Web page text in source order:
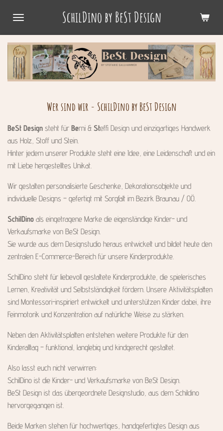
Hauptinhalt
springen
SchilDino by BeSt Design
Wer sind wir - SchilDino by BeSt Design
BeSt Design steht für Berni & Steffi Design und einzigartiges Handwerk
aus Holz, Stoff und Stein.
Hinter jedem unserer Produkte steht eine Idee, eine Leidenschaft und ein
mit Liebe hergestelltes Unikat.
Wir gestalten personalisierte Geschenke, Dekorationsobjekte und
individuelle Designs – gefertigt mit Sorgfalt im Bezirk Braunau / OÖ.
SchilDino als eingetragene Marke die eigenständige Kinder- und
Verkaufsmarke von BeSt Design.
Sie wurde aus dem Designstudio heraus entwickelt und bildet heute den
zentralen E-Commerce-Bereich für unsere Kinderprodukte.
SchilDino steht für liebevoll gestaltete Kinderprodukte, die spielerisches
Lernen, Kreativität und Selbstständigkeit fördern. Unsere Aktivitätsplatten
sind Montessori-inspiriert entwickelt und unterstützen Kinder dabei, ihre
Feinmotorik und Konzentration auf natürliche Weise zu stärken.
Neben den Aktivitätsplatten entstehen weitere Produkte für den
Kinderalltag – funktional, langlebig und kindgerecht gestaltet.
Also lasst euch nicht verwirren:
SchilDino ist die Kinder- und Verkaufsmarke von BeSt Design.
BeSt Design ist das übergeordnete Designstudio, aus dem Schildino
hervorgegangen ist.
Beide Marken stehen für hochwertiges, handgefertigtes Design aus